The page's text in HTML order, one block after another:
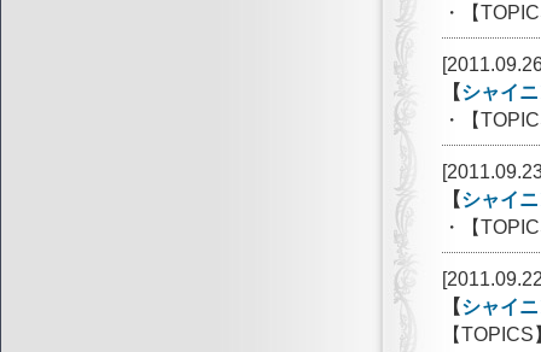
・【
【シャイ
・【
【シャイ
・【
【シャイ
【